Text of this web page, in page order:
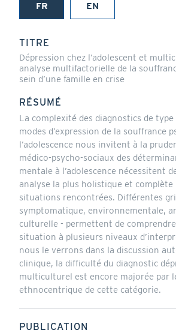
FR
(onglet
EN
TITRE
Dépression chez l’adolescent et
analyse multifactorielle de la
sein d’une famille en crise
RÉSUMÉ
La complexité des diagnostics de type
modes d’expression de la souffrance
l’adolescence nous invitent à la
médico-psycho-sociaux des
mentale à l’adolescence nécessitent
analyse la plus holistique et complète
situations rencontrées. Différentes
symptomatique, environnementale,
culturelle - permettent de
situation à plusieurs niveaux
nous le verrons dans la discussion
clinique, la difficulté du diagnostic
multiculturel est encore majorée par
ethnocentrique de cette catégorie.
PUBLICATION